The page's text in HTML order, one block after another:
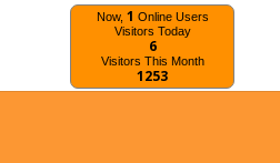
Now, 1 Online Users
Visitors Today
6
Visitors This Month
1253